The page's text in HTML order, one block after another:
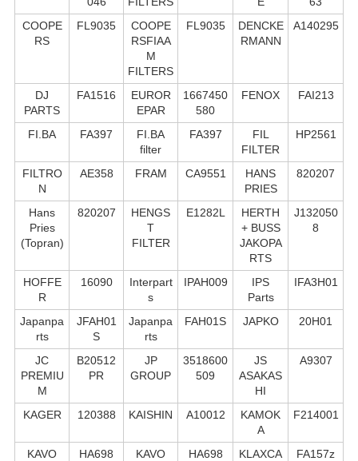
COOPE
RS
FL9035
COOPE
RSFIAA
M
FILTERS
FL9035
DENCKE
RMANN
A140295
DJ
PARTS
FA1516
EUROR
EPAR
1667450
580
FENOX FAI213
FI.BA FA397
FI.BA
filter
FA397
FIL
FILTER
HP2561
FILTRO
N
AE358 FRAM CA9551
HANS
PRIES
820207
Hans
Pries
(Topran)
820207
HENGS
T
FILTER
E1282L
HERTH
+ BUSS
JAKOPA
RTS
J132050
8
HOFFE
R
16090
Interpart
s
IPAH009
IPS
Parts
IFA3H01
Japanpa
rts
JFAH01
S
Japanpa
rts
FAH01S JAPKO 20H01
JC
PREMIU
M
B20512
PR
JP
GROUP
3518600
509
JS
ASAKAS
HI
A9307
KAGER 120388 KAISHIN A10012
KAMOK
A
F214001
KAVO HA698
KAVO
HA698
KLAXCA
FA157z